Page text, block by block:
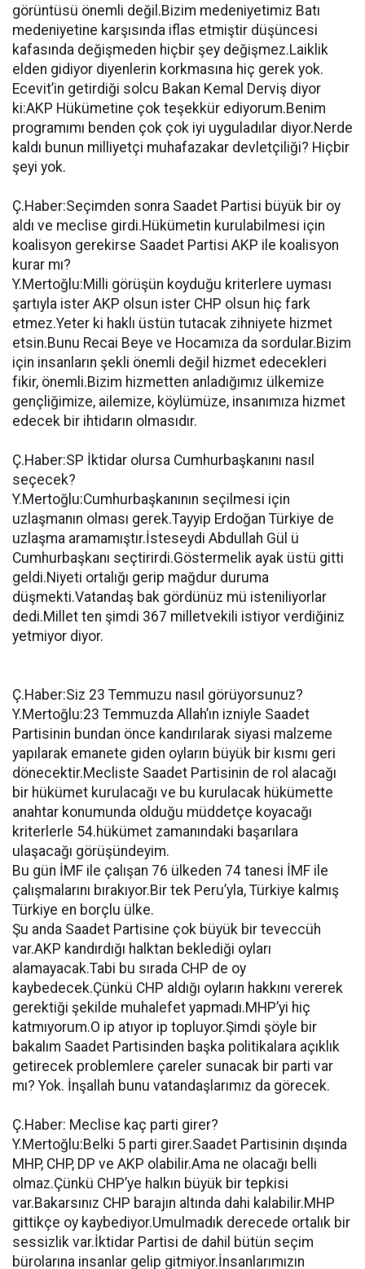
görüntüsü önemli değil.Bizim medeniyetimiz Batı
medeniyetine karşısında iflas etmiştir düşüncesi
kafasında değişmeden hiçbir şey değişmez.Laiklik
elden gidiyor diyenlerin korkmasına hiç gerek yok.
Ecevit’in getirdiği solcu Bakan Kemal Derviş diyor
ki:AKP Hükümetine çok teşekkür ediyorum.Benim
programımı benden çok çok iyi uyguladılar diyor.Nerde
kaldı bunun milliyetçi muhafazakar devletçiliği? Hiçbir
şeyi yok.
Ç.Haber:Seçimden sonra Saadet Partisi büyük bir oy
aldı ve meclise girdi.Hükümetin kurulabilmesi için
koalisyon gerekirse Saadet Partisi AKP ile koalisyon
kurar mı?
Y.Mertoğlu:Milli görüşün koyduğu kriterlere uyması
şartıyla ister AKP olsun ister CHP olsun hiç fark
etmez.Yeter ki haklı üstün tutacak zihniyete hizmet
etsin.Bunu Recai Beye ve Hocamıza da sordular.Bizim
için insanların şekli önemli değil hizmet edecekleri
fikir, önemli.Bizim hizmetten anladığımız ülkemize
gençliğimize, ailemize, köylümüze, insanımıza hizmet
edecek bir ihtidarın olmasıdır.
Ç.Haber:SP İktidar olursa Cumhurbaşkanını nasıl
seçecek?
Y.Mertoğlu:Cumhurbaşkanının seçilmesi için
uzlaşmanın olması gerek.Tayyip Erdoğan Türkiye de
uzlaşma aramamıştır.İsteseydi Abdullah Gül ü
Cumhurbaşkanı seçtirirdi.Göstermelik ayak üstü gitti
geldi.Niyeti ortalığı gerip mağdur duruma
düşmekti.Vatandaş bak gördünüz mü isteniliyorlar
dedi.Millet ten şimdi 367 milletvekili istiyor verdiğiniz
yetmiyor diyor.
Ç.Haber:Siz 23 Temmuzu nasıl görüyorsunuz?
Y.Mertoğlu:23 Temmuzda Allah’ın izniyle Saadet
Partisinin bundan önce kandırılarak siyasi malzeme
yapılarak emanete giden oyların büyük bir kısmı geri
dönecektir.Mecliste Saadet Partisinin de rol alacağı
bir hükümet kurulacağı ve bu kurulacak hükümette
anahtar konumunda olduğu müddetçe koyacağı
kriterlerle 54.hükümet zamanındaki başarılara
ulaşacağı görüşündeyim.
Bu gün İMF ile çalışan 76 ülkeden 74 tanesi İMF ile
çalışmalarını bırakıyor.Bir tek Peru’yla, Türkiye kalmış
Türkiye en borçlu ülke.
Şu anda Saadet Partisine çok büyük bir teveccüh
var.AKP kandırdığı halktan beklediği oyları
alamayacak.Tabi bu sırada CHP de oy
kaybedecek.Çünkü CHP aldığı oyların hakkını vererek
gerektiği şekilde muhalefet yapmadı.MHP’yi hiç
katmıyorum.O ip atıyor ip topluyor.Şimdi şöyle bir
bakalım Saadet Partisinden başka politikalara açıklık
getirecek problemlere çareler sunacak bir parti var
mı? Yok. İnşallah bunu vatandaşlarımız da görecek.
Ç.Haber: Meclise kaç parti girer?
Y.Mertoğlu:Belki 5 parti girer.Saadet Partisinin dışında
MHP, CHP, DP ve AKP olabilir.Ama ne olacağı belli
olmaz.Çünkü CHP’ye halkın büyük bir tepkisi
var.Bakarsınız CHP barajın altında dahi kalabilir.MHP
gittikçe oy kaybediyor.Umulmadık derecede ortalık bir
sessizlik var.İktidar Partisi de dahil bütün seçim
bürolarına insanlar gelip gitmiyor.İnsanlarımızın